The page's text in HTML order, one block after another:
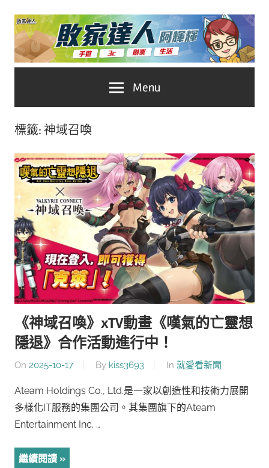
Skip
content
家
人
推
薦
No.1
遊
戲
科
技
自
媒
體。
Menu
標籤: 神域召喚
《神域召喚》xTV動畫《嘆氣的亡靈想
隱退》合作活動進行中！
On 2025-10-17 By kiss3693 In 就愛看新聞
Ateam Holdings Co., Ltd.是一家以創造性和技術力展開
多樣化IT服務的集團公司。其集團旗下的Ateam
Entertainment Inc. …
繼續閱讀